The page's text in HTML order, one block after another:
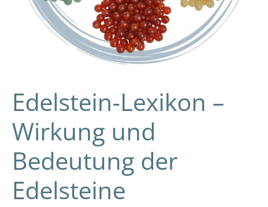
Edelstein-Lexikon –
Wirkung und
Bedeutung der
Edelsteine